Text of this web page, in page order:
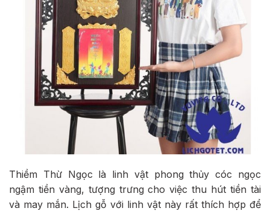
Thiềm Thừ Ngọc là linh vật phong thủy cóc ngọc
ngậm tiền vàng, tượng trưng cho việc thu hút tiền tài
và may mắn. Lịch gỗ với linh vật này rất thích hợp để